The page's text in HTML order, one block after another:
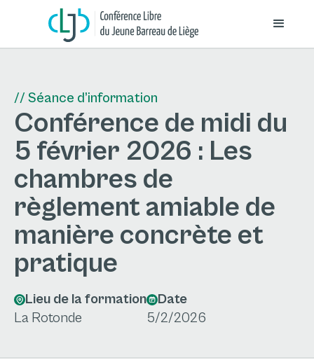
// Séance d’information
Conférence de midi du
5 février 2026 : Les
chambres de
règlement amiable de
manière concrète et
pratique
Lieu de la formation
La Rotonde
Date
5/2/2026